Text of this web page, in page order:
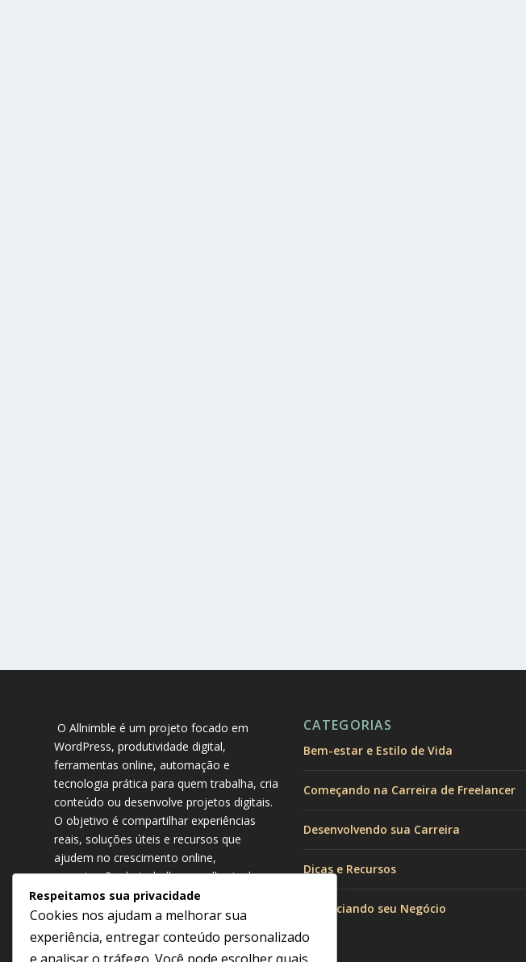
O Allnimble é um projeto focado em
WordPress, produtividade digital,
ferramentas online, automação e
tecnologia prática para quem trabalha, cria
conteúdo ou desenvolve projetos digitais.
O objetivo é compartilhar experiências
reais, soluções úteis e recursos que
ajudem no crescimento online,
organização do trabalho e melhoria da
produtividade no dia a dia.
CATEGORIAS
Bem-estar e Estilo de Vida
Começando na Carreira de Freelancer
Desenvolvendo sua Carreira
Dicas e Recursos
Gerenciando seu Negócio
Respeitamos sua privacidade
Cookies nos ajudam a melhorar sua
experiência, entregar conteúdo personalizado